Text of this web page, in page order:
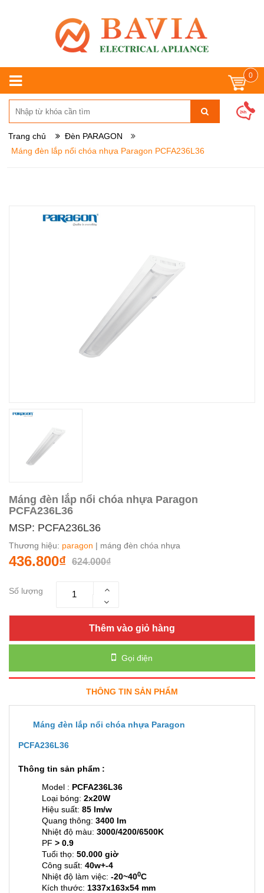
0
Trang chủ
Đèn PARAGON
Máng đèn lắp nổi chóa nhựa Paragon PCFA236L36
Máng đèn lắp nổi chóa nhựa Paragon
PCFA236L36
MSP: PCFA236L36
Thương hiệu: paragon | máng đèn chóa nhựa
436.800₫ 624.000₫
Số lượng
Thêm vào giỏ hàng
Gọi điện
THÔNG TIN SẢN PHẨM
Máng đèn lắp nổi chóa nhựa Paragon
PCFA236L36
Thông tin sản phẩm :
Model : PCFA236L36
Loại bóng: 2x20W
Hiệu suất: 85 lm/w
Quang thông: 3400 lm
Nhiệt độ màu: 3000/4200/6500K
PF > 0.9
Tuổi thọ: 50.000 giờ
Công suất: 40w+-4
Nhiệt độ làm việc: -20~400C
Kích thước: 1337x163x54 mm